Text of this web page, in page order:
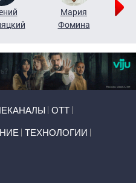
Мария
Фомина
ОТТ
ТЕХНОЛОГИИ